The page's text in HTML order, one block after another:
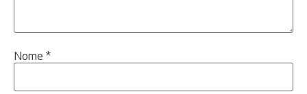
Nome *